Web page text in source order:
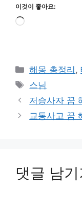
이것이 좋아요:
로
카
테
리
해몽 총정리 ,
태
그
스님
저승사자 꿈
교통사고 꿈
댓글 남기